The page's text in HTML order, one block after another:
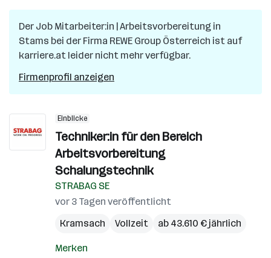
in
Tirol
Der Job Mitarbeiter:in | Arbeitsvorbereitung in
Stams bei der Firma REWE Group Österreich ist auf
karriere.at leider nicht mehr verfügbar.
Firmenprofil anzeigen
Einblicke
Techniker:in für den Bereich
Arbeitsvorbereitung
Schalungstechnik
STRABAG SE
vor 3 Tagen veröffentlicht
Kramsach
Vollzeit ab 43.610 € jährlich
Merken